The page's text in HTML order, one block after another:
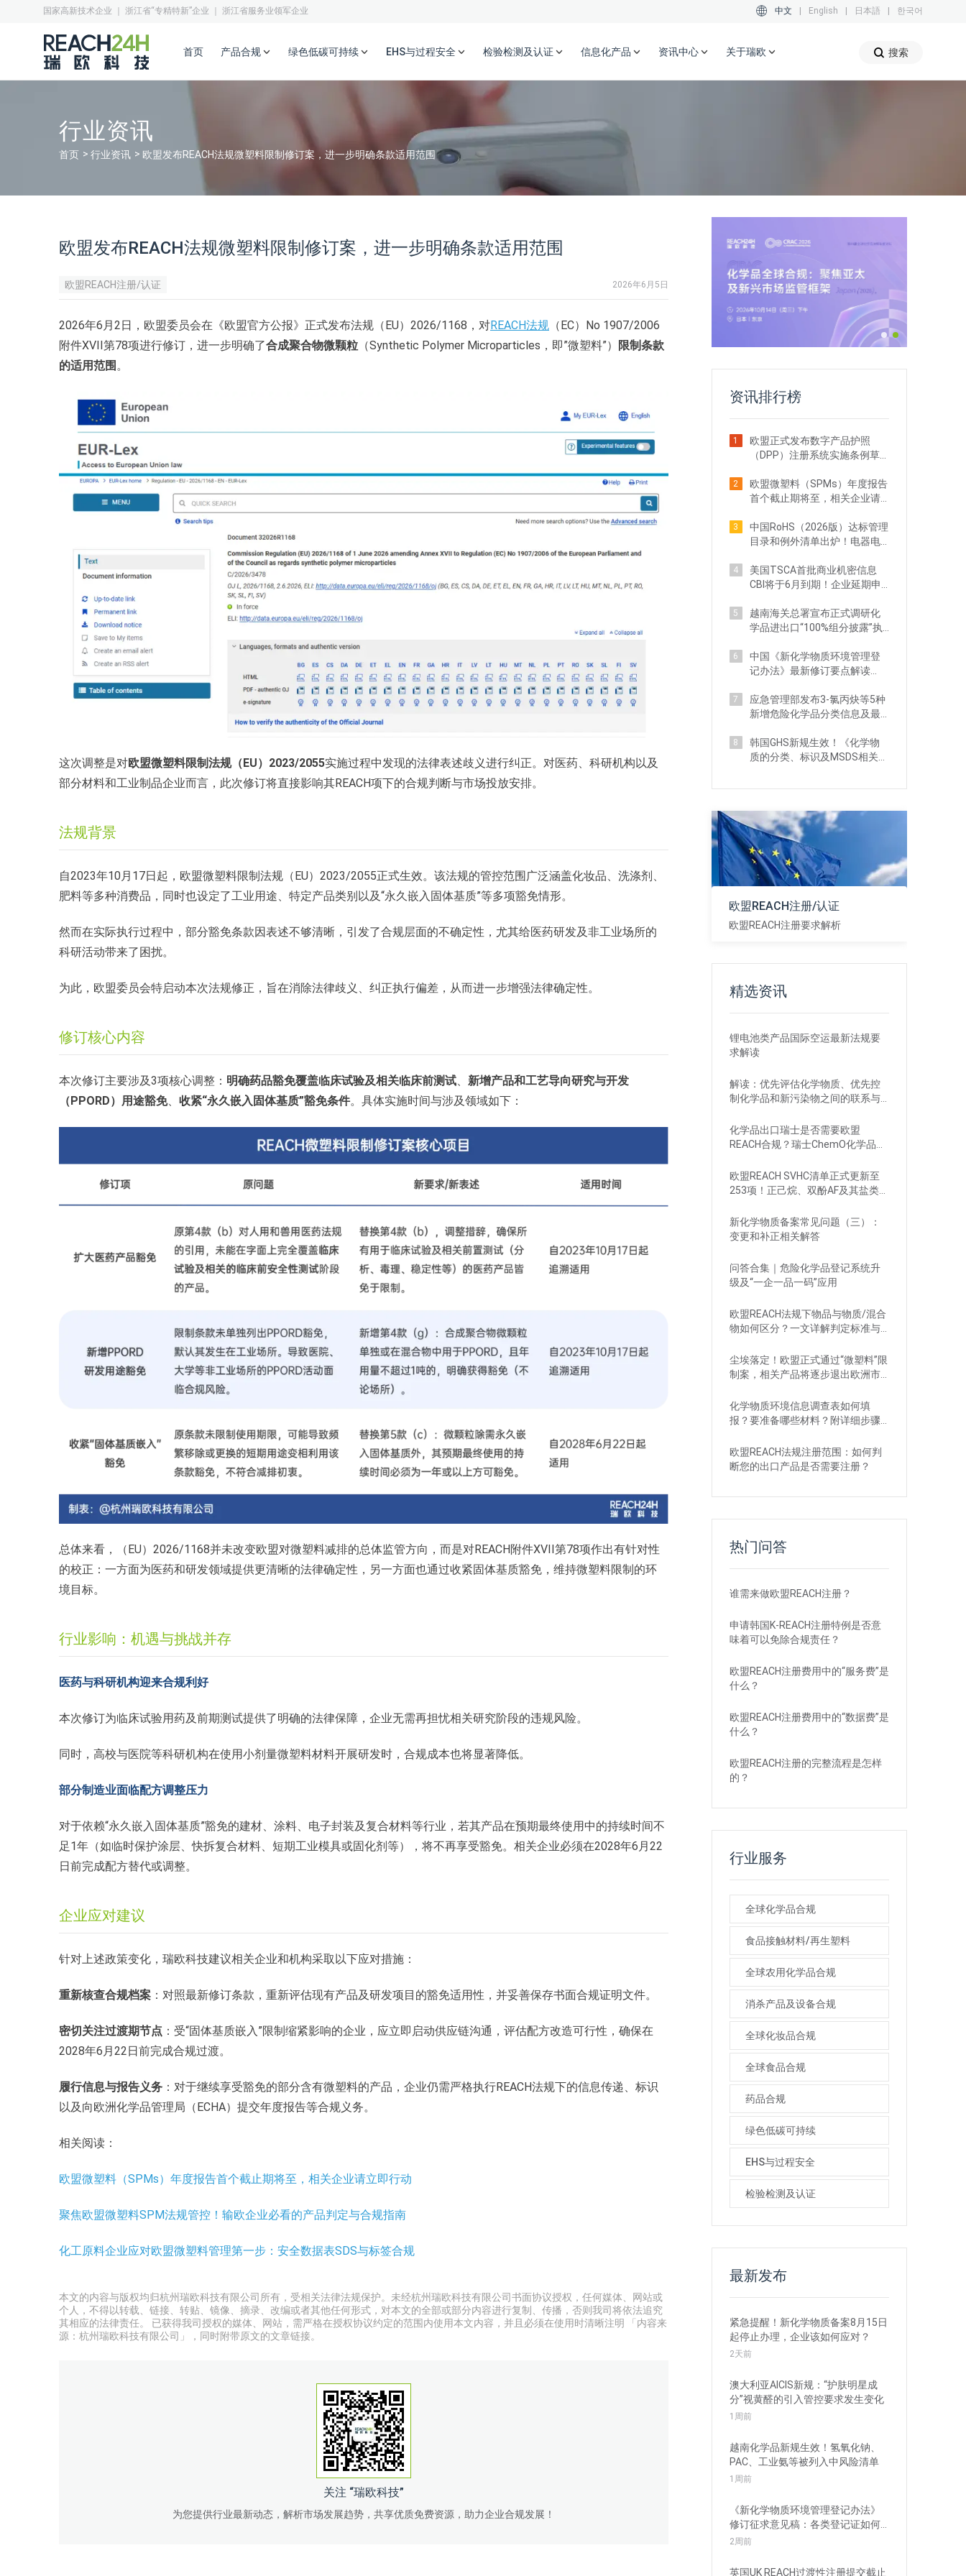
国家高新技术企业 ｜ 浙江省“专精特新”企业 ｜ 浙江省服务业领军企业 中文 English 日本語 한국어
首页 产品合规 绿色低碳可持续 EHS与过程安全 检验检测及认证 信息化产品 资讯中心 关于瑞欧 搜索
行业资讯
首页 行业资讯 欧盟发布REACH法规微塑料限制修订案，进一步明确条款适用范围
欧盟发布REACH法规微塑料限制修订案，进一步明确条款适用范围
欧盟REACH注册/认证 2026年6月5日
2026年6月2日，欧盟委员会在《欧盟官方公报》正式发布法规（EU）2026/1168，对REACH法规 （EC）No 1907/2006
附件XVII第78项进行修订，进一步明确了合成聚合物微颗粒 （Synthetic Polymer Microparticles，即”微塑料”）
限制条款
的适用范围。
这次调整是对欧盟微塑料限制法规（EU）2023/2055实施过程中发现的法律表述歧义进行纠正。对医药、科研机构以及
部分材料和工业制品企业而言，此次修订将直接影响其REACH项下的合规判断与市场投放安排。
法规背景
自2023年10月17日起，欧盟微塑料限制法规（EU）2023/2055正式生效。该法规的管控范围广泛涵盖化妆品、洗涤剂、
肥料等多种消费品，同时也设定了工业用途、特定产品类别以及“永久嵌入固体基质”等多项豁免情形。
然而在实际执行过程中，部分豁免条款因表述不够清晰，引发了合规层面的不确定性，尤其给医药研发及非工业场所的
科研活动带来了困扰。
为此，欧盟委员会特启动本次法规修正，旨在消除法律歧义、纠正执行偏差，从而进一步增强法律确定性。
修订核心内容
本次修订主要涉及3项核心调整： 明确药品豁免覆盖临床试验及相关临床前测试、 新增产品和工艺导向研究与开发
（PPORD）用途豁免、 收紧“永久嵌入固体基质”豁免条件。具体实施时间与涉及领域如下：
总体来看，（EU）2026/1168并未改变欧盟对微塑料减排的总体监管方向，而是对REACH附件XVII第78项作出有针对性
的校正：一方面为医药和研发领域提供更清晰的法律确定性，另一方面也通过收紧固体基质豁免，维持微塑料限制的环
境目标。
行业影响：机遇与挑战并存
医药与科研机构迎来合规利好
本次修订为临床试验用药及前期测试提供了明确的法律保障，企业无需再担忧相关研究阶段的违规风险。
同时，高校与医院等科研机构在使用小剂量微塑料材料开展研发时，合规成本也将显著降低。
部分制造业面临配方调整压力
对于依赖“永久嵌入固体基质”豁免的建材、涂料、电子封装及复合材料等行业，若其产品在预期最终使用中的持续时间不
足1年（如临时保护涂层、快拆复合材料、短期工业模具或固化剂等），将不再享受豁免。相关企业必须在2028年6月22
日前完成配方替代或调整。
企业应对建议
针对上述政策变化，瑞欧科技建议相关企业和机构采取以下应对措施：
重新核查合规档案 ：对照最新修订条款，重新评估现有产品及研发项目的豁免适用性，并妥善保存书面合规证明文件。
密切关注过渡期节点 ：受“固体基质嵌入”限制缩紧影响的企业，应立即启动供应链沟通，评估配方改造可行性，确保在
2028年6月22日前完成合规过渡。
履行信息与报告义务 ：对于继续享受豁免的部分含有微塑料的产品，企业仍需严格执行REACH法规下的信息传递、标识
以及向欧洲化学品管理局（ECHA）提交年度报告等合规义务。
相关阅读：
欧盟微塑料（SPMs）年度报告首个截止期将至，相关企业请立即行动
聚焦欧盟微塑料SPM法规管控！输欧企业必看的产品判定与合规指南
化工原料企业应对欧盟微塑料管理第一步：安全数据表SDS与标签合规
本文的内容与版权均归杭州瑞欧科技有限公司所有，受相关法律法规保护。未经杭州瑞欧科技有限公司书面协议授权，任何媒体、网站或
个人，不得以转载、链接、转贴、镜像、摘录、改编或者其他任何形式，对本文的全部或部分内容进行复制、传播，否则我司将依法追究
其相应的法律责任。 已获得我司授权的媒体、网站，需严格在授权协议约定的范围内使用本文内容，并且必须在使用时清晰注明 「内容来
源：杭州瑞欧科技有限公司」，同时附带原文的文章链接。
关注 “瑞欧科技”
为您提供行业最新动态，解析市场发展趋势，共享优质免费资源，助力企业合规发展！
资讯排行榜
1
欧盟正式发布数字产品护照
（DPP）注册系统实施条例草
2
欧盟微塑料（SPMs）年度报告
首个截止期将至，相关企业请
3
中国RoHS（2026版）达标管理
目录和例外清单出炉！电器电
4
美国TSCA首批商业机密信息
CBI将于6月到期！企业延期申
5
越南海关总署宣布正式调研化
学品进出口“100%组分披露”执
6
中国《新化学物质环境管理登
记办法》最新修订要点解读
7
应急管理部发布3-氯丙炔等5种
新增危险化学品分类信息及最
8
韩国GHS新规生效！《化学物
质的分类、标识及MSDS相关标
欧盟REACH注册/认证
欧盟REACH注册要求解析
精选资讯
锂电池类产品国际空运最新法规要
求解读
解读：优先评估化学物质、优先控
制化学品和新污染物之间的联系与
化学品出口瑞士是否需要欧盟
REACH合规？瑞士ChemO化学品法
欧盟REACH SVHC清单正式更新至
253项！正己烷、双酚AF及其盐类物
新化学物质备案常见问题（三）：
变更和补正相关解答
问答合集｜危险化学品登记系统升
级及“一企一品一码”应用
欧盟REACH法规下物品与物质/混合
物如何区分？一文详解判定标准与
尘埃落定！欧盟正式通过“微塑料”限
制案，相关产品将逐步退出欧洲市
化学物质环境信息调查表如何填
报？要准备哪些材料？附详细步骤
欧盟REACH法规注册范围：如何判
断您的出口产品是否需要注册？
热门问答
谁需来做欧盟REACH注册？
申请韩国K-REACH注册特例是否意
味着可以免除合规责任？
欧盟REACH注册费用中的“服务费”是
什么？
欧盟REACH注册费用中的“数据费”是
什么？
欧盟REACH注册的完整流程是怎样
的？
行业服务
全球化学品合规
食品接触材料/再生塑料
全球农用化学品合规
消杀产品及设备合规
全球化妆品合规
全球食品合规
药品合规
绿色低碳可持续
EHS与过程安全
检验检测及认证
最新发布
紧急提醒！新化学物质备案8月15日
起停止办理，企业该如何应对？
2天前
澳大利亚AICIS新规：“护肤明星成
分”视黄醛的引入管控要求发生变化
1周前
越南化学品新规生效！氢氧化钠、
PAC、工业氨等被列入中风险清单
1周前
《新化学物质环境管理登记办法》
修订征求意见稿：各类登记证如何
衔接？
2周前
英国UK REACH过渡性注册提交截止